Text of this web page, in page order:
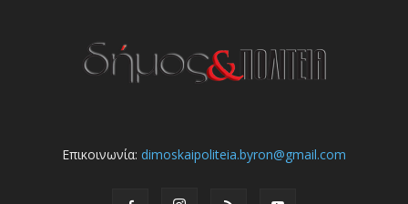
Επικοινωνία: dimoskaipoliteia.byron@gmail.com